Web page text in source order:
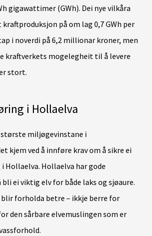
gigawattimer (GWh). Dei nye vilkåra
på om lag 0,7 GWh per
i noverdi på 6,2 millionar kroner, men
kraftverkets mogelegheit til å levere
stort.
i Hollaelva
største miljøgevinstane i
kjem ved å innføre krav om å sikre ei
Hollaelva. Hollaelva har gode
ei viktig elv for både laks og sjøaure.
blir forholda betre – ikkje berre for
den sårbare elvemuslingen som er